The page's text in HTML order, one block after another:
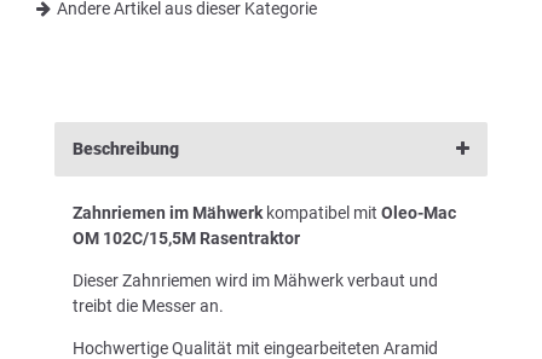
Andere Artikel aus dieser Kategorie
Beschreibung
Zahnriemen im Mähwerk kompatibel mit Oleo-Mac
OM 102C/15,5M Rasentraktor
Dieser Zahnriemen wird im Mähwerk verbaut und
treibt die Messer an.
Hochwertige Qualität mit eingearbeiteten Aramid